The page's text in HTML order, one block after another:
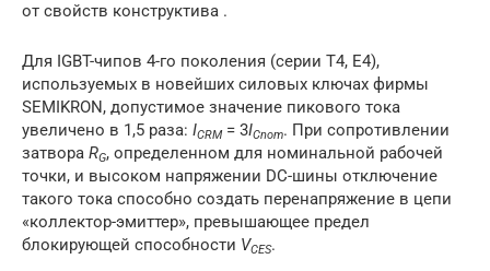
от свойств конструктива .
Для IGBT-чипов 4-го поколения (серии Т4, Е4),
используемых в новейших силовых ключах фирмы
SEMIKRON, допустимое значение пикового тока
увеличено в 1,5 раза: ICRM= 3ICnom. При сопротивлении
затвора RG, определенном для номинальной рабочей
точки, и высоком напряжении DC-шины отключение
такого тока способно создать перенапряжение в цепи
«коллектор-эмиттер», превышающее предел
блокирующей способности VCES.